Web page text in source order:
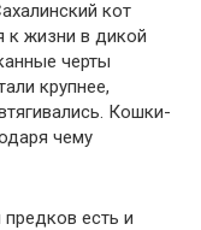
кот
к жизни в дикой
черты
крупнее,
Кошки-
чему
есть и